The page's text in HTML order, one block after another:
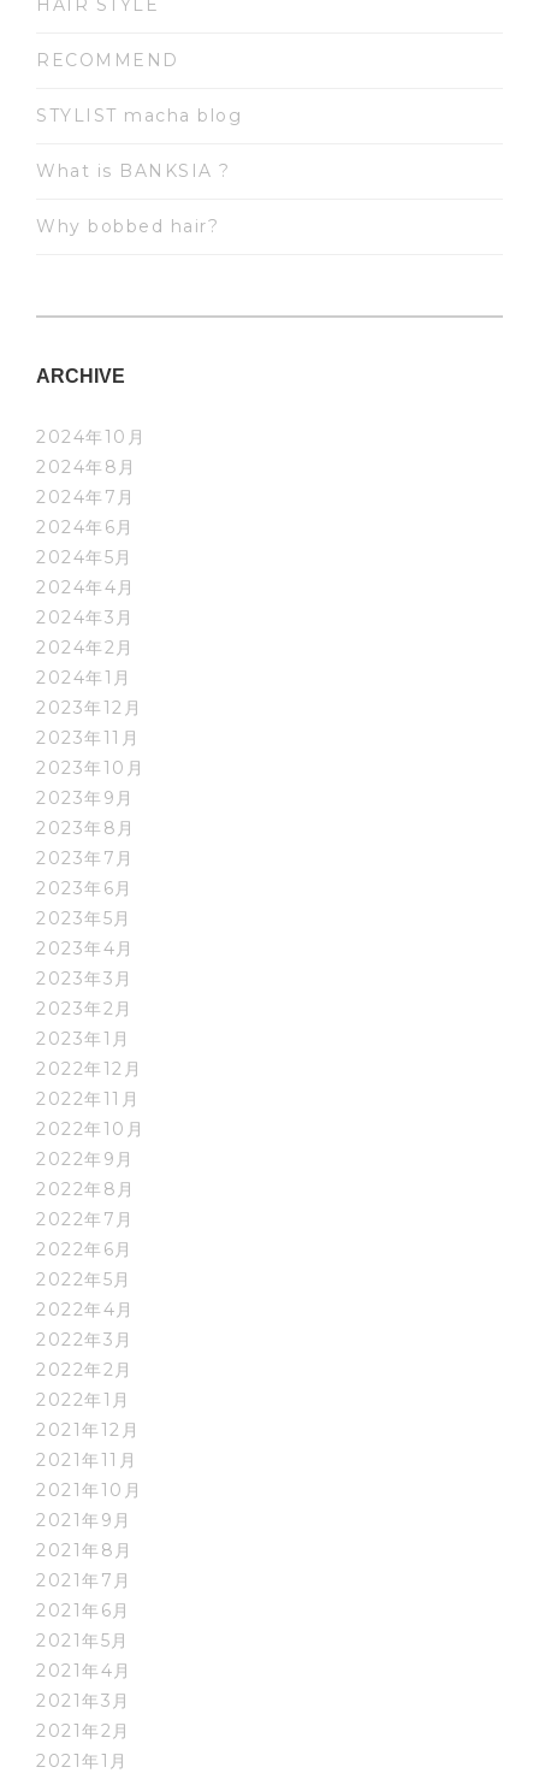
HAIR STYLE
RECOMMEND
STYLIST macha blog
What is BANKSIA ?
Why bobbed hair?
ARCHIVE
2024年10月
2024年8月
2024年7月
2024年6月
2024年5月
2024年4月
2024年3月
2024年2月
2024年1月
2023年12月
2023年11月
2023年10月
2023年9月
2023年8月
2023年7月
2023年6月
2023年5月
2023年4月
2023年3月
2023年2月
2023年1月
2022年12月
2022年11月
2022年10月
2022年9月
2022年8月
2022年7月
2022年6月
2022年5月
2022年4月
2022年3月
2022年2月
2022年1月
2021年12月
2021年11月
2021年10月
2021年9月
2021年8月
2021年7月
2021年6月
2021年5月
2021年4月
2021年3月
2021年2月
2021年1月